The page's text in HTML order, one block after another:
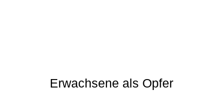
Erwachsene als Opfer